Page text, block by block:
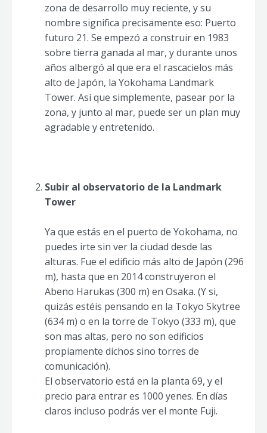
zona de desarrollo muy reciente, y su
nombre significa precisamente eso: Puerto
futuro 21. Se empezó a construir en 1983
sobre tierra ganada al mar, y durante unos
años albergó al que era el rascacielos más
alto de Japón, la Yokohama Landmark
Tower. Así que simplemente, pasear por la
zona, y junto al mar, puede ser un plan muy
agradable y entretenido.
Subir al observatorio de la Landmark
Tower
Ya que estás en el puerto de Yokohama, no
puedes irte sin ver la ciudad desde las
alturas. Fue el edificio más alto de Japón (296
m), hasta que en 2014 construyeron el
Abeno Harukas (300 m) en Osaka. (Y si,
quizás estéis pensando en la Tokyo Skytree
(634 m) o en la torre de Tokyo (333 m), que
son mas altas, pero no son edificios
propiamente dichos sino torres de
comunicación).
El observatorio está en la planta 69, y el
precio para entrar es 1000 yenes. En días
claros incluso podrás ver el monte Fuji.